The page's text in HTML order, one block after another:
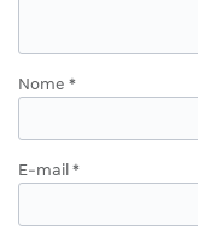
Nome *
E-mail *